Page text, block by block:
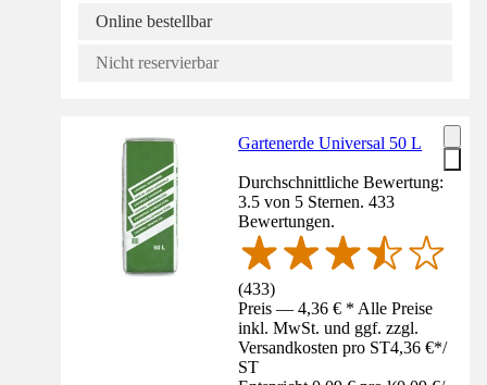
Online bestellbar
Nicht reservierbar
Gartenerde Universal 50 L
Durchschnittliche Bewertung:
3.5 von 5 Sternen. 433
Bewertungen.
(433)
Preis — 4,36 € * Alle Preise
inkl. MwSt. und ggf. zzgl.
Versandkosten pro ST4,36 €*/
ST